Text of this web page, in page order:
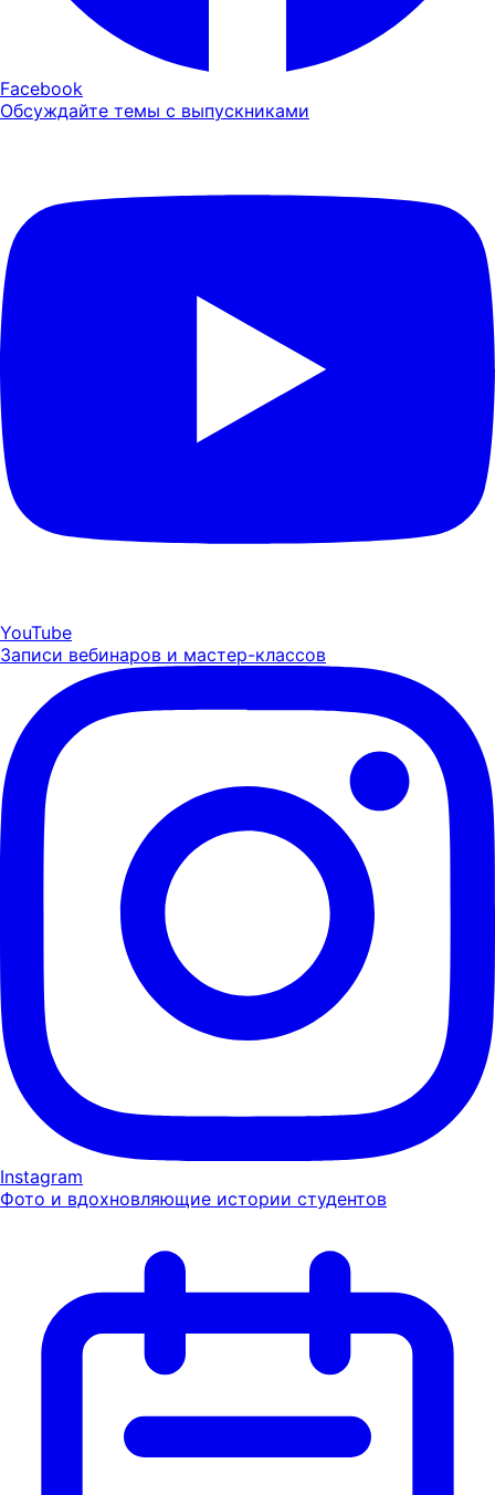
Facebook
Обсуждайте темы с выпускниками
YouTube
Записи вебинаров и мастер-классов
Instagram
Фото и вдохновляющие истории студентов